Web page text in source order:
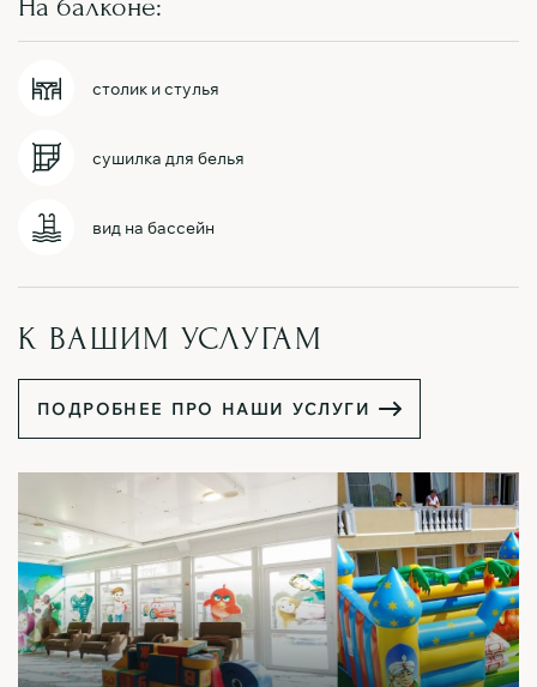
На балконе:
столик и стулья
сушилка для белья
вид на бассейн
К ВАШИМ УСЛУГАМ
ПОДРОБН ЕЕ ПРО НАШИ УСЛУГИ